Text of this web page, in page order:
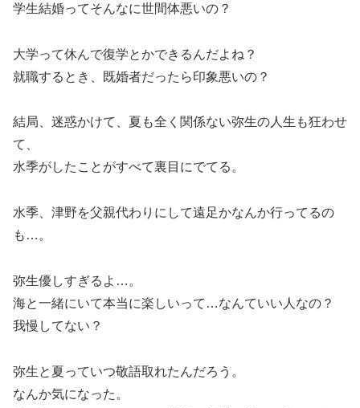
学生結婚ってそんなに世間体悪いの？
大学って休んで復学とかできるんだよね？
就職するとき、既婚者だったら印象悪いの？
結局、迷惑かけて、夏も全く関係ない弥生の人生も狂わせ
て、
水季がしたことがすべて裏目にでてる。
水季、津野を父親代わりにして遠足かなんか行ってるの
も…。
弥生優しすぎるよ…。
海と一緒にいて本当に楽しいって…なんていい人なの？
我慢してない？
弥生と夏っていつ敬語取れたんだろう。
なんか気になった。